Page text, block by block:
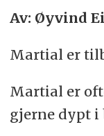
Av: Øyvind
Martial er
Martial er
gjerne dypt i